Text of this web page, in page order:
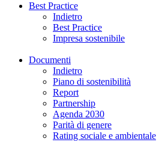
Best Practice
Indietro
Best Practice
Impresa sostenibile
Documenti
Indietro
Piano di sostenibilità
Report
Partnership
Agenda 2030
Parità di genere
Rating sociale e ambientale